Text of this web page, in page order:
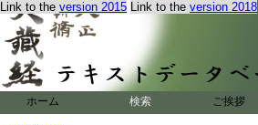
Link to the version 2015 Link to the version 2018
ホーム 検索 ご挨拶